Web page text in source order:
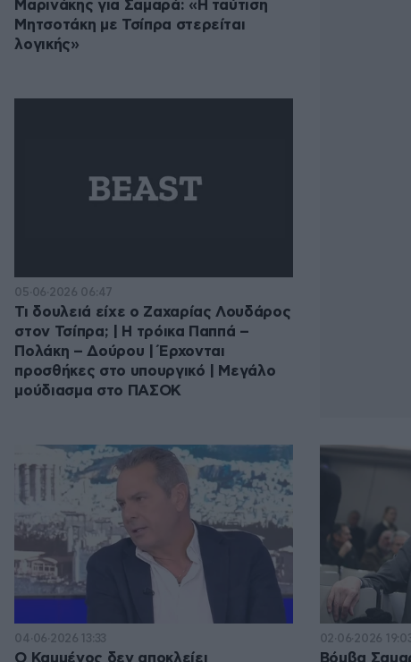
Μαρινάκης για Σαμαρά: «Η ταύτιση
Μητσοτάκη με Τσίπρα στερείται
λογικής»
05·06·2026 06:47
Τι δουλειά είχε ο Ζαχαρίας Λουδάρος
στον Τσίπρα; | Η τρόικα Παππά –
Πολάκη – Δούρου | Έρχονται
προσθήκες στο υπουργικό | Μεγάλο
μούδιασμα στο ΠΑΣΟΚ
04·06·2026 13:33
Ο Καμμένος δεν αποκλείει
02·06·2026 19:03
Βόμβα